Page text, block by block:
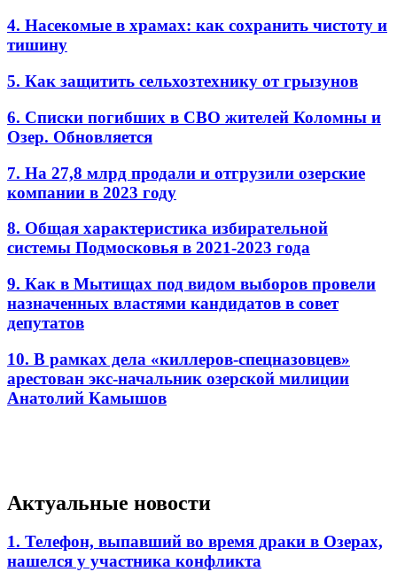
4. Насекомые в храмах: как сохранить чистоту и
тишину
5. Как защитить сельхозтехнику от грызунов
6. Списки погибших в СВО жителей Коломны и
Озер. Обновляется
7. На 27,8 млрд продали и отгрузили озерские
компании в 2023 году
8. Общая характеристика избирательной
системы Подмосковья в 2021-2023 года
9. Как в Мытищах под видом выборов провели
назначенных властями кандидатов в совет
депутатов
10. В рамках дела «киллеров-спецназовцев»
арестован экс-начальник озерской милиции
Анатолий Камышов
Актуальные новости
1. Телефон, выпавший во время драки в Озерах,
нашелся у участника конфликта